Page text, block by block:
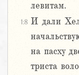
левитам.
1:8 И дали
на пасху
триста